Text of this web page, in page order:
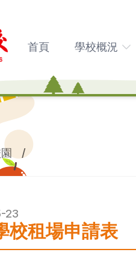
首頁 學校概況
/
23
校租場申請表